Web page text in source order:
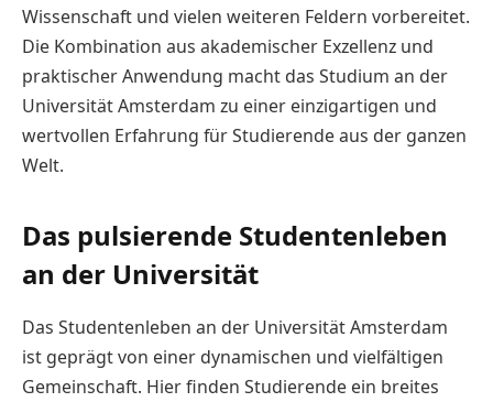
Wissenschaft und vielen weiteren Feldern vorbereitet.
Die Kombination aus akademischer Exzellenz und
praktischer Anwendung macht das Studium an der
Universität Amsterdam zu einer einzigartigen und
wertvollen Erfahrung für Studierende aus der ganzen
Welt.
Das pulsierende Studentenleben
an der Universität
Das Studentenleben an der Universität Amsterdam
ist geprägt von einer dynamischen und vielfältigen
Gemeinschaft. Hier finden Studierende ein breites